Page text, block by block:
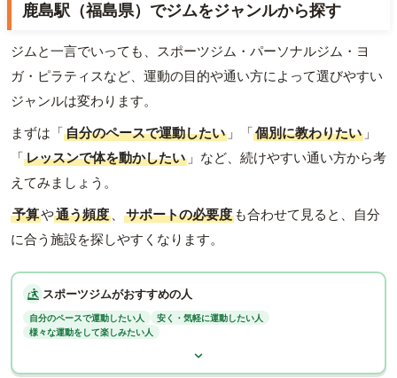
鹿島駅（福島県）でジムをジャンルから探す
ジムと一言でいっても、スポーツジム・パーソナルジム・ヨ
ガ・ピラティスなど、運動の目的や通い方によって選びやすい
ジャンルは変わります。
まずは「自分のペースで運動したい 」「個別に教わりたい 」
「レッスンで体を動かしたい 」など、続けやすい通い方から考
えてみましょう。
予算や通う頻度 、 サポートの必要度 も合わせて見ると、自分
に合う施設を探しやすくなります。
スポーツジムがおすすめの人
自分のペースで運動したい人
安く・気軽に運動したい人
様々な運動をして楽しみたい人